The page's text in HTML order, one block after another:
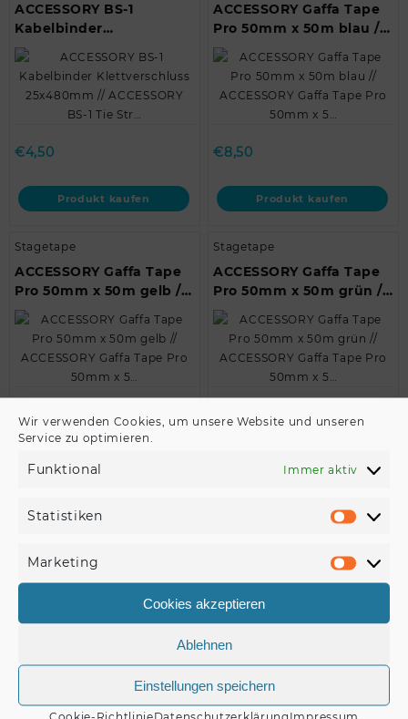
Wir verwenden Cookies, um unsere Website und unseren
Service zu optimieren.
Funktional Immer aktiv
Statistiken
Marketing
Cookies akzeptieren
Ablehnen
Einstellungen speichern
Cookie-RichtlinieDatenschutzerklärung Impressum
ACCESSORY BS-1
Kabelbinder
Klettverschluss
25x480mm //
ACCESSORY BS-1 Tie Str…
€4,50
Produkt kaufen
ACCESSORY Gaffa Tape
Pro 50mm x 50m blau //
ACCESSORY Gaffa Tape
Pro 50mm x 5…
€8,50
Produkt kaufen
Stagetape
ACCESSORY Gaffa Tape
Pro 50mm x 50m gelb //
ACCESSORY Gaffa Tape
Pro 50mm x 5…
€8,50
Produkt kaufen
Stagetape
ACCESSORY Gaffa Tape
Pro 50mm x 50m grün //
ACCESSORY Gaffa Tape
Pro 50mm x 5…
8,50
Stagetape
Pro 50mm x 50m rot //
ACCESSORY Gaffa Tape
Pro 50mm x 50…
Pro 50mm x 50m
schwarz // ACCESSORY
8,50